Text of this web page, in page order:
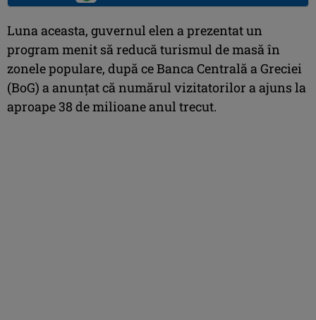
Luna aceasta, guvernul elen a prezentat un
program menit să reducă turismul de masă în
zonele populare, după ce Banca Centrală a Greciei
(BoG) a anunţat că numărul vizitatorilor a ajuns la
aproape 38 de milioane anul trecut.